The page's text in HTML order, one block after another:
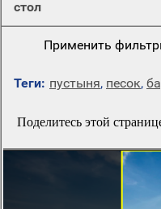
стол
Применить
Теги: пустыня, песок,